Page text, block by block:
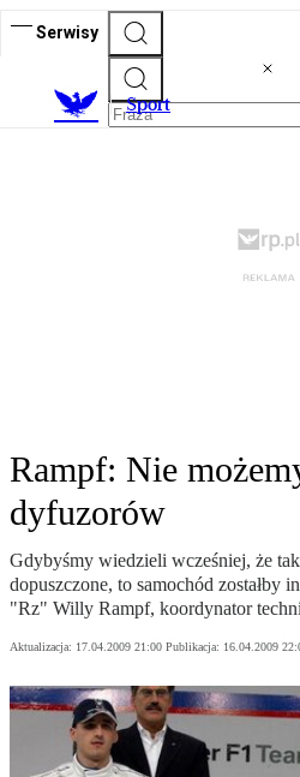
Serwisy
Sport
Rampf: Nie
dyfuzorów
Gdybyśmy wiedzieli wcześniej, że
dopuszczone, to samochód zostałby
"Rz" Willy Rampf, koordynator
Aktualizacja: 17.04.2009 21:00 Publikacja: 16.04.2009